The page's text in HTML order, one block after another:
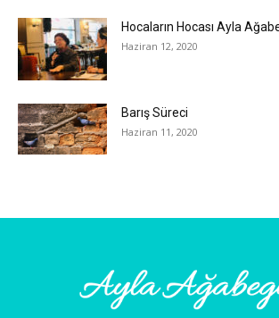
Hocaların Hocası Ayla
Haziran 12, 2020
Barış Süreci
Haziran 11, 2020